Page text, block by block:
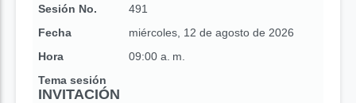
Sesión No.
491
Fecha
miércoles, 12 de agosto de 2026
Hora
09:00 a. m.
Tema sesión
INVITACIÓN